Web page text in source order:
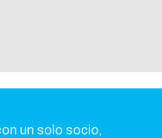
un solo socio,